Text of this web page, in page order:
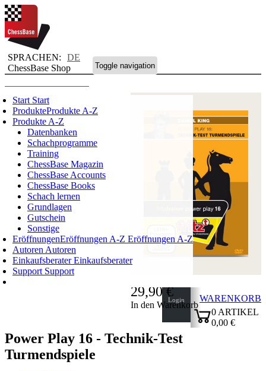
SPRACHEN:
DE
ChessBase Shop
Toggle navigation
Start Start
ProdukteProdukte A-Z
Produkte A-Z
Datenbanken
Schachprogramme
Training
ChessBase Magazin
ChessBase Accounts
ChessBase Books
Schach lernen
Grundlagen
Gutschein
Sonstige
EröffnungenEröffnungen A-Z Eröffnungen A-Z
Autoren Autoren
EinkaufsberaterEinkaufsberater
Support Support
Login
WARENKORB
0 ARTIKEL
0,00 €
29,90 €
In den Warenkorb
Power Play 16 - Technik-Test
Turmendspiele